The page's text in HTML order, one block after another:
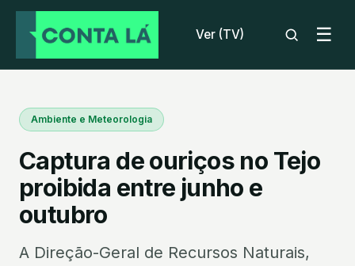
Ver (TV) ☰
Ambiente e Meteorologia
Captura de ouriços no Tejo
proibida entre junho e
outubro
A Direção-Geral de Recursos Naturais,